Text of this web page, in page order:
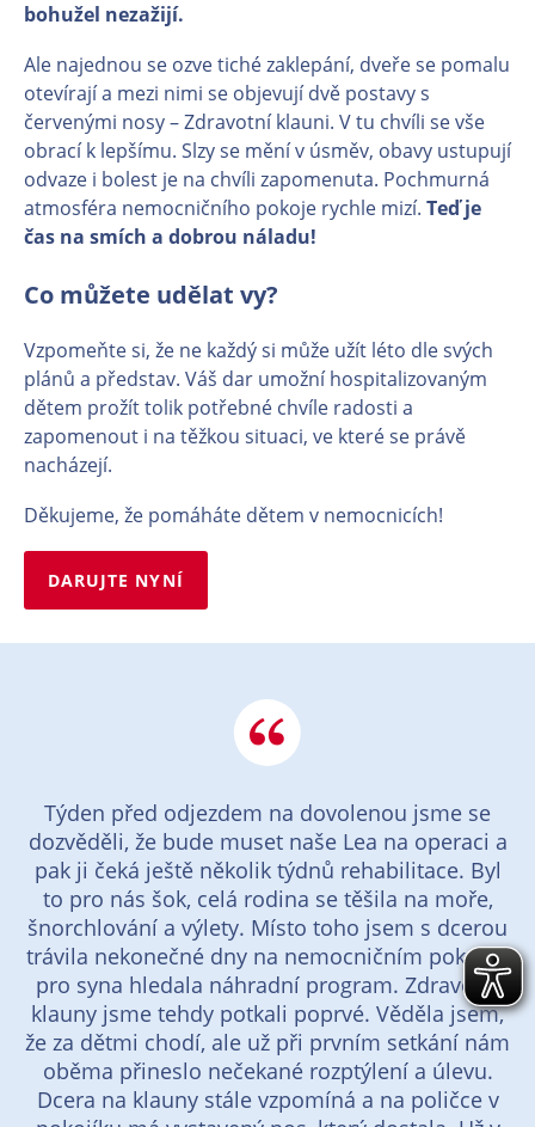
bohužel nezažijí.
Ale najednou se ozve tiché zaklepání, dveře se pomalu
otevírají a mezi nimi se objevují dvě postavy s
červenými nosy – Zdravotní klauni. V tu chvíli se vše
obrací k lepšímu. Slzy se mění v úsměv, obavy ustupují
odvaze i bolest je na chvíli zapomenuta. Pochmurná
atmosféra nemocničního pokoje rychle mizí. Teď je
čas na smích a dobrou náladu!
Co můžete udělat vy?
Vzpomeňte si, že ne každý si může užít léto dle svých
plánů a představ. Váš dar umožní hospitalizovaným
dětem prožít tolik potřebné chvíle radosti a
zapomenout i na těžkou situaci, ve které se právě
nacházejí.
Děkujeme, že pomáháte dětem v nemocnicích!
DARUJTE NYNÍ
Týden před odjezdem na dovolenou jsme se
dozvěděli, že bude muset naše Lea na operaci a
pak ji čeká ještě několik týdnů rehabilitace. Byl
to pro nás šok, celá rodina se těšila na moře,
šnorchlování a výlety. Místo toho jsem s dcerou
trávila nekonečné dny na nemocničním pokoji a
pro syna hledala náhradní program. Zdravotní
klauny jsme tehdy potkali poprvé. Věděla jsem,
že za dětmi chodí, ale už při prvním setkání nám
oběma přineslo nečekané rozptýlení a úlevu.
Dcera na klauny stále vzpomíná a na poličce v